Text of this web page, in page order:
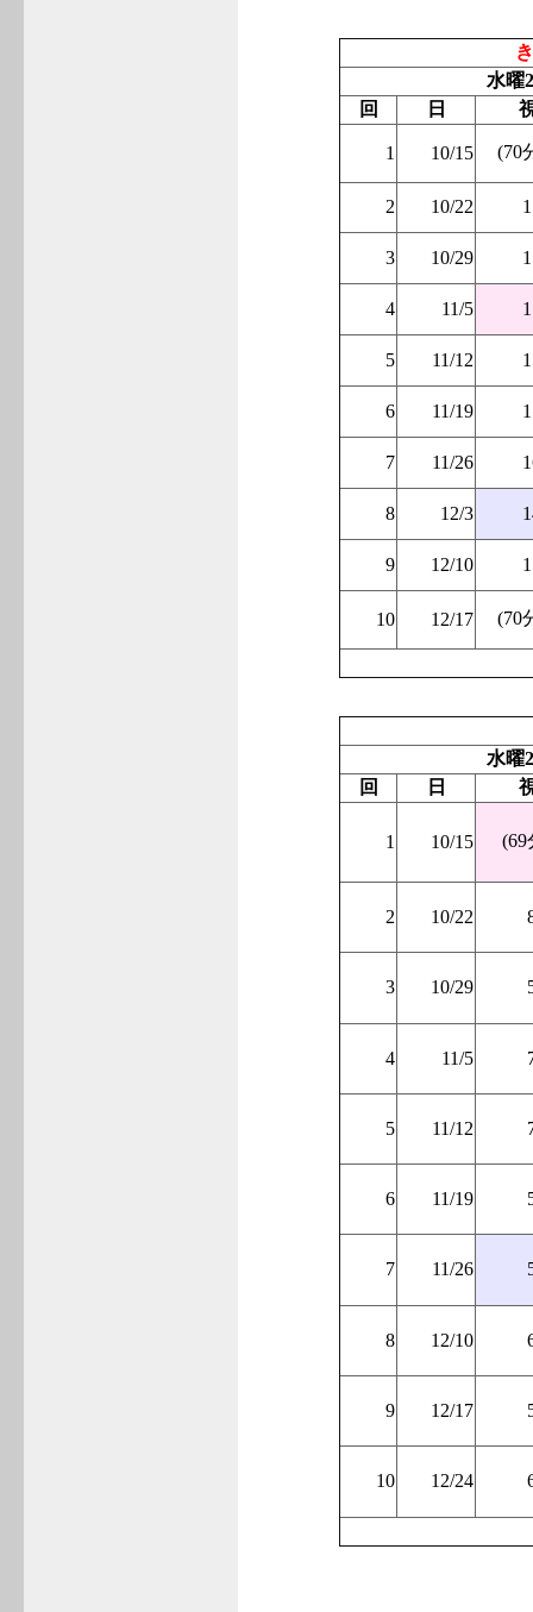
水曜
回
日
1 10/15 (70
2 10/22
3 10/29
4 11/5
5 11/12
6 11/19
7 11/26
8 12/3
9 12/10
10 12/17 (70
水曜
回
日
1 10/15 (69
2 10/22
3 10/29
4 11/5
5 11/12
6 11/19
7 11/26
8 12/10
9 12/17
10 12/24